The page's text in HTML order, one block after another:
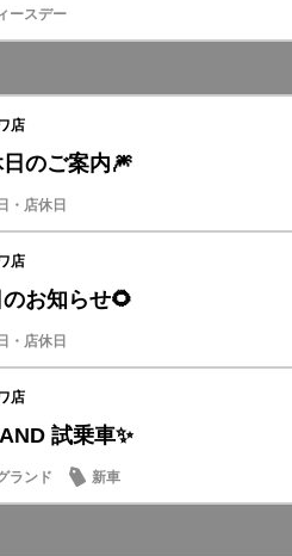
ースデー
店
のご案内🎆
・店休日
店
お知らせ🌻
・店休日
店
試乗車✨
ランド 新車